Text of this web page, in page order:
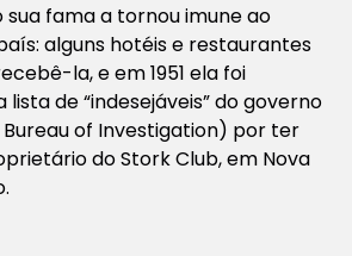
sua fama a tornou imune ao
alguns hotéis e restaurantes
la, e em 1951 ela foi
de “indesejáveis” ​​do governo
Bureau of Investigation) por ter
do Stork Club, em Nova